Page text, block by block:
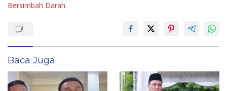
Bersimbah Darah
Baca Juga